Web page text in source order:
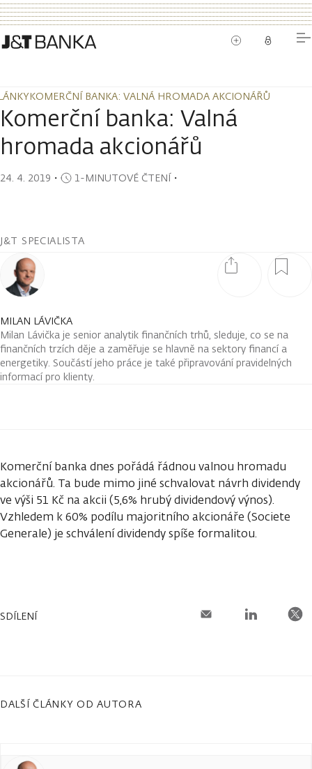
KOMERČNÍ BANKA: VALNÁ HROMADA AKCIONÁŘŮ
KOMERČNÍ BANKA: VALNÁ HROMADA AKCIONÁŘŮ
Komerční banka: Valná
hromada akcionářů
24. 4. 2019 ・ 1-MINUTOVÉ ČTENÍ・
J&T SPECIALISTA
MILAN LÁVIČKA
Milan Lávička je senior analytik finančních trhů, sleduje, co se na
finančních trzích děje a zaměřuje se hlavně na sektory financí a
energetiky. Součástí jeho práce je také připravování pravidelných
informací pro klienty.
Komerční banka dnes pořádá řádnou valnou hromadu
akcionářů. Ta bude mimo jiné schvalovat návrh dividendy
ve výši 51 Kč na akcii (5,6% hrubý dividendový výnos).
Vzhledem k 60% podílu majoritního akcionáře (Societe
Generale) je schválení dividendy spíše formalitou.
SDÍLENÍ
DALŠÍ ČLÁNKY OD AUTORA